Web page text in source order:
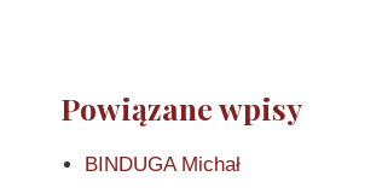
Powiązane wpisy
BINDUGA Michał